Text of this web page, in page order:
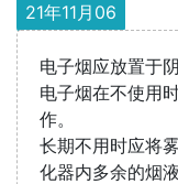
21年11月06
电子烟应放置于
电子烟在不使用
作。
长期不用时应将
化器内多余的烟液